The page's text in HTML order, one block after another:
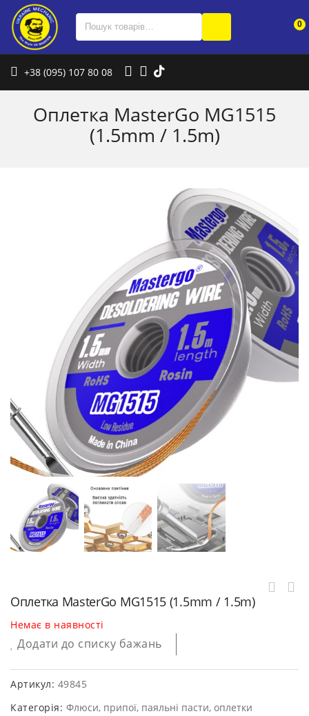
0
+38 (095) 107 80 08
Оплетка MasterGo MG1515
(1.5mm / 1.5m)
Оплетка MasterGo MG1515 (1.5mm / 1.5m)
Немає в наявності
Додати до списку бажань
Артикул: 49845
Категорія: Флюси, припої, паяльні пасти, оплетки